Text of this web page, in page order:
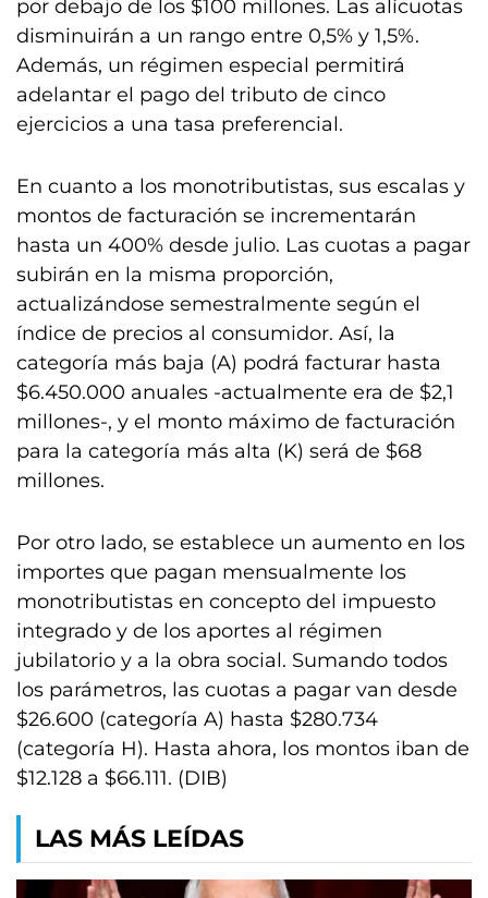
por debajo de los $100 millones. Las alícuotas
disminuirán a un rango entre 0,5% y 1,5%.
Además, un régimen especial permitirá
adelantar el pago del tributo de cinco
ejercicios a una tasa preferencial.
En cuanto a los monotributistas, sus escalas y
montos de facturación se incrementarán
hasta un 400% desde julio. Las cuotas a pagar
subirán en la misma proporción,
actualizándose semestralmente según el
índice de precios al consumidor. Así, la
categoría más baja (A) podrá facturar hasta
$6.450.000 anuales -actualmente era de $2,1
millones-, y el monto máximo de facturación
para la categoría más alta (K) será de $68
millones.
Por otro lado, se establece un aumento en los
importes que pagan mensualmente los
monotributistas en concepto del impuesto
integrado y de los aportes al régimen
jubilatorio y a la obra social. Sumando todos
los parámetros, las cuotas a pagar van desde
$26.600 (categoría A) hasta $280.734
(categoría H). Hasta ahora, los montos iban de
$12.128 a $66.111. (DIB)
LAS MÁS LEÍDAS